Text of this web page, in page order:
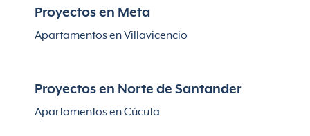
Proyectos en Meta
Apartamentos en Villavicencio
Proyectos en Norte de Santander
Apartamentos en Cúcuta